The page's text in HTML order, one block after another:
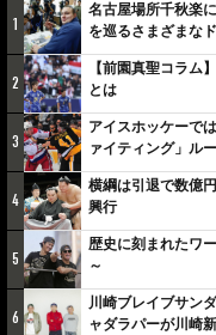
1
名古屋場所千秋楽
を巡るさまざまな
2
【前園真聖コラム
とは
3
アイスホッケーで
ァイティング」ル
4
横綱は引退で数億
興行
5
歴史に刻まれたワ
～
6
川崎ブレイブサン
ャダラパーが川崎